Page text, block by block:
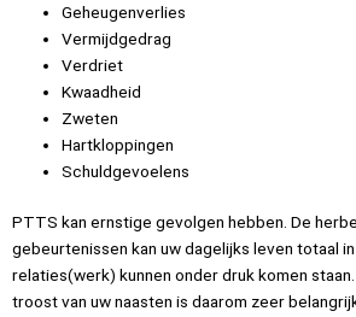
Geheugenverlies
Vermijdgedrag
Verdriet
Kwaadheid
Zweten
Hartkloppingen
Schuldgevoelens
PTTS kan ernstige gevolgen hebben. De
gebeurtenissen kan uw dagelijks leven totaal
relaties(werk) kunnen onder druk komen
troost van uw naasten is daarom zeer